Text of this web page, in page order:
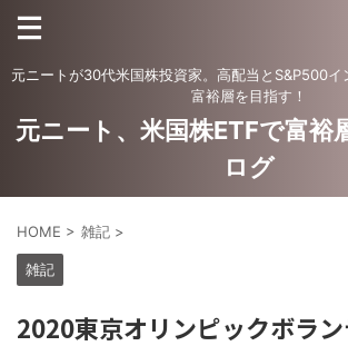
元ニートが30代米国株投資家。高配当とS&P500
富裕層を目指す！
元ニート、米国株ETFで富裕
ログ
HOME > 雑記 >
雑記
2020東京オリンピックボラ